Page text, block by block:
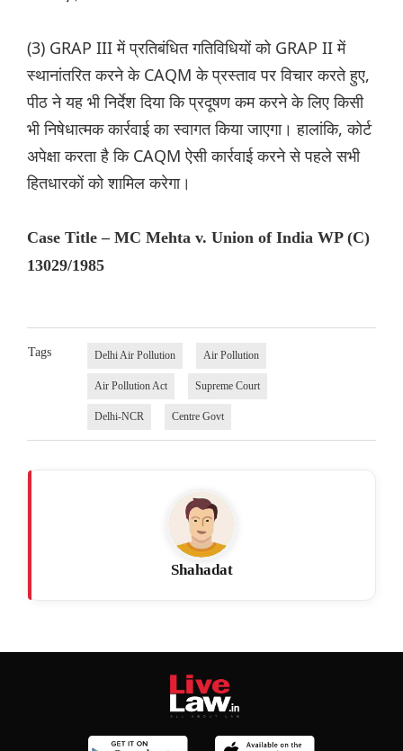
(3) GRAP III में प्रतिबंधित गतिविधियों को GRAP II में
स्थानांतरित करने के CAQM के प्रस्ताव पर विचार करते हुए,
पीठ ने यह भी निर्देश दिया कि प्रदूषण कम करने के लिए किसी
भी निषेधात्मक कार्रवाई का स्वागत किया जाएगा। हालांकि, कोर्ट
अपेक्षा करता है कि CAQM ऐसी कार्रवाई करने से पहले सभी
हितधारकों को शामिल करेगा।
Case Title – MC Mehta v. Union of India WP (C)
13029/1985
Tags Delhi Air Pollution Air Pollution
Air Pollution Act Supreme Court
Delhi-NCR Centre Govt
Shahadat